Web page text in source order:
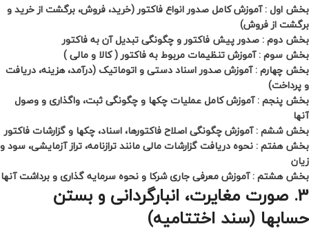
بخش اول : آموزش کامل صدور انواع فاکتور (خرید، فروش، برگشت از خرید و
برگشت از فروش)
بخش دوم : صدور پیش فاکتور و چگونگی تبدیل آن به فاکتور
بخش سوم : آموزش تنظیمات مربوط به فاکتور ( کالا و مالی )
بخش چهارم : آموزش صدور اسناد دستی و اتوماتیک (درآمد، هزینه، دریافت
و پرداخت)
بخش پنجم : آموزش کامل عملیات چکها و چگونگی ثبت، واگذاری و وصول
آنها
بخش ششم : آموزش چگونگی اصلاح فاکتورها، اسناد، چکها و گزارشات فاکتور
بخش هفتم : نحوه دریافت گزارشات مالی مانند ترازنامه، تراز آزمایشی، سود و
زیان
بخش هشتم : آموزش معرفی جاری شرکا و نحوه سرمایه گذاری و برداشت آنها
3. صورت مغایرت، انبارگردانی و بستن
حسابها (سند اختتامیه)